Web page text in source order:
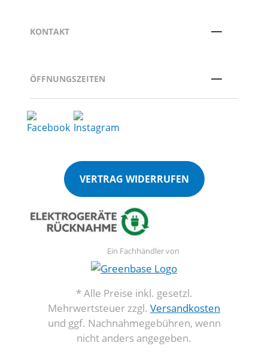
KONTAKT
ÖFFNUNGSZEITEN
VERTRAG WIDERRUFEN
Ein Fachhändler von
* Alle Preise inkl. gesetzl.
Mehrwertsteuer zzgl. Versandkosten
und ggf. Nachnahmegebühren, wenn
nicht anders angegeben.